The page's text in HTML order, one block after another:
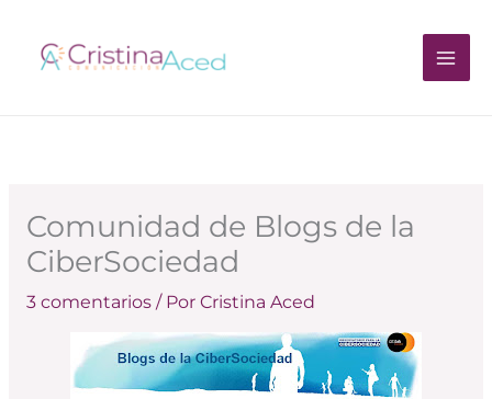
contenido
Comunidad de Blogs de la
CiberSociedad
3 comentarios / Por Cristina Aced